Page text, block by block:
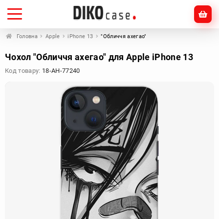
Головна Apple iPhone 13 "Обличчя ахегао"
Чохол "Обличчя ахегао" для Apple iPhone 13
Код товару: 18-AH-77240